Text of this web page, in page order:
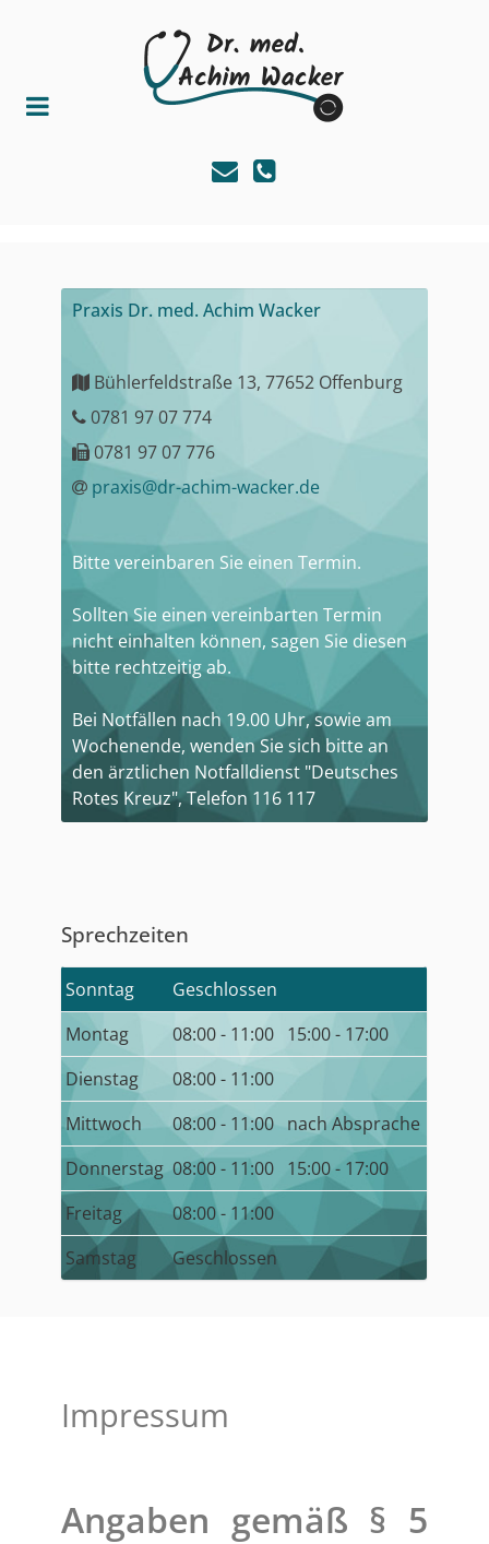
Praxis Dr. med. Achim Wacker
Bühlerfeldstraße 13, 77652 Offenburg
0781 97 07 774
0781 97 07 776
praxis@dr-achim-wacker.de
Bitte vereinbaren Sie einen Termin.
Sollten Sie einen vereinbarten Termin
nicht einhalten können, sagen Sie diesen
bitte rechtzeitig ab.
Bei Notfällen nach 19.00 Uhr, sowie am
Wochenende, wenden Sie sich bitte an
den ärztlichen Notfalldienst "Deutsches
Rotes Kreuz", Telefon 116 117
Sprechzeiten
Sonntag
Geschlossen
Montag
08:00 - 11:00 15:00 - 17:00
Dienstag
08:00 - 11:00
Mittwoch
08:00 - 11:00 nach Absprache
Donnerstag 08:00 - 11:00 15:00 - 17:00
Freitag
08:00 - 11:00
Samstag
Geschlossen
Impressum
Angaben gemäß § 5